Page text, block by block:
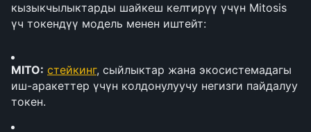
кызыкчылыктарды шайкеш келтирүү үчүн Mitosis
үч токендүү модель менен иштейт:
MITO: стейкинг, сыйлыктар жана экосистемадагы
иш-аракеттер үчүн колдонулуучу негизги пайдалуу
токен.